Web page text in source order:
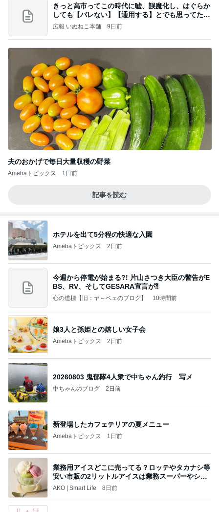
きっと高市ってこの時代に嘘、誤魔化し、はぐらか
しても【バレない】【通用する】とでも思ってたん
だろ
広報 いぬねこ本舗 9日前
夫のおかげで毎日大量収穫の野菜
Amebaトピックス 1日前
記事を読む
ホテルを出て5分程の快適な入園
Amebaトピックス 2日前
今週から停電が始まる?! 片山さつき大臣の警告がE
BS、RV、そしてGESARA宣言が⁈
心の道標【旧：ヤ～ベェのブログ】 10時間前
娘3人と孫姫との嬉しい女子会
Amebaトピックス 2日前
20260803 鬼郁隊4人衆で中ちゃん釣行 写メ
中ちゃんのブログ 2日前
新登場したカフェテリアの夏メニュー
Amebaトピックス 1日前
業務用アイスどこに売ってる？ロッテやタカナシ等
安い市販の2リットルアイスは業務スーパーやシャ
トレ
AKO | Smart Life 8日前